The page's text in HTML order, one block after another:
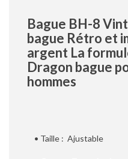
Bague BH-8
bague Rétro et
argent La
Dragon bague
hommes
• Taille : Ajustable